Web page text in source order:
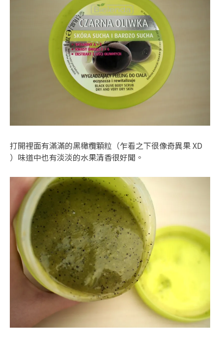
打開裡面有滿滿的黑橄欖顆粒（乍看之下很像奇異果 XD
）味道中也有淡淡的水果清香很好聞。